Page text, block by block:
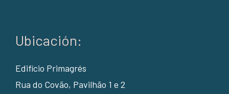
Ubicación:
Edifício Primagrés
Rua do Covão, Pavilhão 1 e 2